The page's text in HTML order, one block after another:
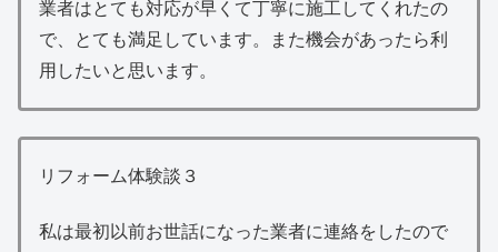
業者はとても対応が早くて丁寧に施工してくれたの
で、とても満足しています。また機会があったら利
用したいと思います。
リフォーム体験談３
私は最初以前お世話になった業者に連絡をしたので